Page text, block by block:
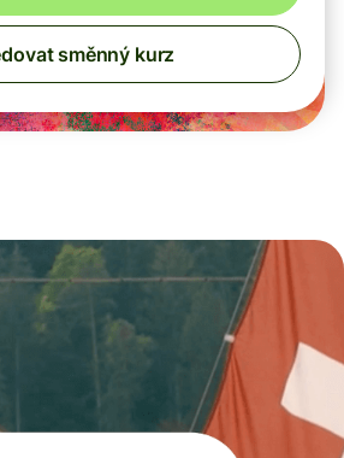
směnný kurz